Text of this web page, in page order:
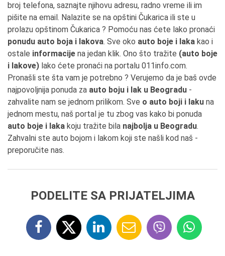
broj telefona, saznajte njihovu adresu, radno vreme ili im
pišite na email. Nalazite se na opštini Čukarica ili ste u
prolazu opštinom Čukarica ? Pomoću nas ćete lako pronaći
ponudu auto boja i lakova. Sve oko auto boje i laka kao i
ostale informacije na jedan klik. Ono što tražite (auto boje
i lakove) lako ćete pronaći na portalu 011info.com.
Pronašli ste šta vam je potrebno ? Verujemo da je baš ovde
najpovoljnija ponuda za auto boju i lak u Beogradu -
zahvalite nam se jednom prilikom. Sve o auto boji i laku na
jednom mestu, naš portal je tu zbog vas kako bi ponuda
auto boje i laka koju tražite bila najbolja u Beogradu.
Zahvalni ste auto bojom i lakom koji ste našli kod naš -
preporučite nas.
PODELITE SA PRIJATELJIMA